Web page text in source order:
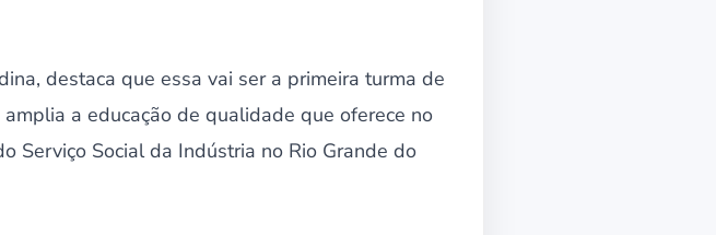
destaca que essa vai ser a primeira turma de
a educação de qualidade que oferece no
Serviço Social da Indústria no Rio Grande do